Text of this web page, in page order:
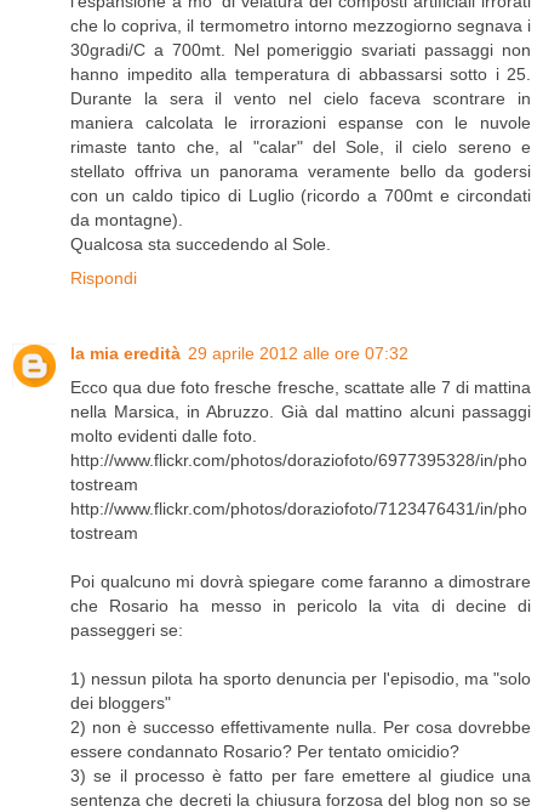
che lo copriva, il termometro intorno mezzogiorno segnava i
30gradi/C a 700mt. Nel pomeriggio svariati passaggi non
hanno impedito alla temperatura di abbassarsi sotto i 25.
Durante la sera il vento nel cielo faceva scontrare in
maniera calcolata le irrorazioni espanse con le nuvole
rimaste tanto che, al "calar" del Sole, il cielo sereno e
stellato offriva un panorama veramente bello da godersi
con un caldo tipico di Luglio (ricordo a 700mt e circondati
da montagne).
Qualcosa sta succedendo al Sole.
Rispondi
la mia eredità 29 aprile 2012 alle ore 07:32
Ecco qua due foto fresche fresche, scattate alle 7 di mattina
nella Marsica, in Abruzzo. Già dal mattino alcuni passaggi
molto evidenti dalle foto.
http://www.flickr.com/photos/doraziofoto/6977395328/in/pho
tostream
http://www.flickr.com/photos/doraziofoto/7123476431/in/pho
tostream
Poi qualcuno mi dovrà spiegare come faranno a dimostrare
che Rosario ha messo in pericolo la vita di decine di
passeggeri se:
1) nessun pilota ha sporto denuncia per l'episodio, ma "solo
dei bloggers"
2) non è successo effettivamente nulla. Per cosa dovrebbe
essere condannato Rosario? Per tentato omicidio?
3) se il processo è fatto per fare emettere al giudice una
sentenza che decreti la chiusura forzosa del blog non so se